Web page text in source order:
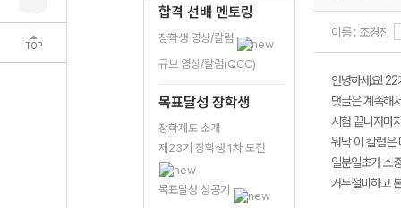
TOP
합격 선배 멘토링
장학생 영상/칼럼
큐브 영상/칼럼(QCC)
목표달성 장학생
장학제도 소개
제23기 장학생 1차 도전
목표달성 성공기
이름 : 조경진
안녕하세요!
댓글은 계속해
시험 끝나자마
워낙 이 칼럼은
일분일초가 소
거두절미하고